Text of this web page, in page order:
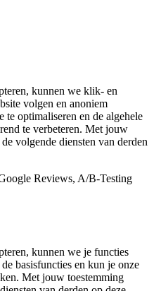
kunnen we klik- en
volgen en anoniem
te optimaliseren en de algehele
te verbeteren. Met jouw
volgende diensten van derden
Reviews, A/B-Testing
kunnen we je functies
basisfuncties en kun je onze
Met jouw toestemming